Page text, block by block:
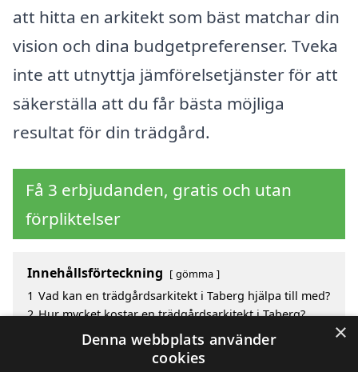
att hitta en arkitekt som bäst matchar din
vision och dina budgetpreferenser. Tveka
inte att utnyttja jämförelsetjänster för att
säkerställa att du får bästa möjliga
resultat för din trädgård.
Få 3 erbjudanden, gratis och utan
förpliktelser
Innehållsförteckning gömma
1 Vad kan en trädgårdsarkitekt i Taberg hjälpa till med?
2 Hur mycket kostar en trädgårdsarkitekt i Taberg?
Fördelar med att välja trädgårdsarkitekt i Taberg
Sök efter en skicklig trädgårdsarkitekt i de
omgivande städerna till Taberg
×
Denna webbplats använder
cookies